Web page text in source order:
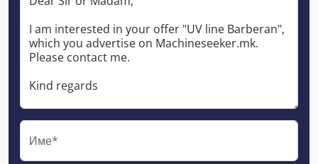
Име*